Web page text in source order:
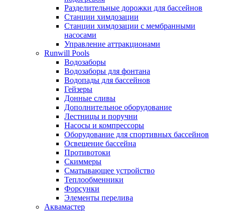
Разделительные дорожки для бассейнов
Станции химдозации
Станции химдозации с мембранными
насосами
Управление аттракционами
Runwill Pools
Водозаборы
Водозаборы для фонтана
Водопады для бассейнов
Гейзеры
Донные сливы
Дополнительное оборудование
Лестницы и поручни
Насосы и компрессоры
Оборудование для спортивных бассейнов
Освещение бассейна
Противотоки
Скиммеры
Сматывающее устройство
Теплообменники
Форсунки
Элементы перелива
Аквамастер